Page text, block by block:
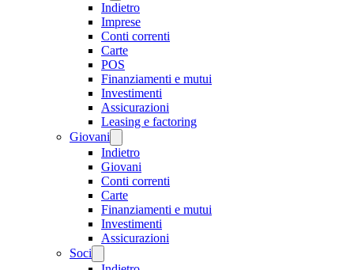
Indietro
Imprese
Conti correnti
Carte
POS
Finanziamenti e mutui
Investimenti
Assicurazioni
Leasing e factoring
Giovani
Indietro
Giovani
Conti correnti
Carte
Finanziamenti e mutui
Investimenti
Assicurazioni
Soci